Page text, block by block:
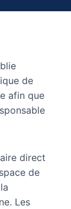
de
afin que
direct
de
Les